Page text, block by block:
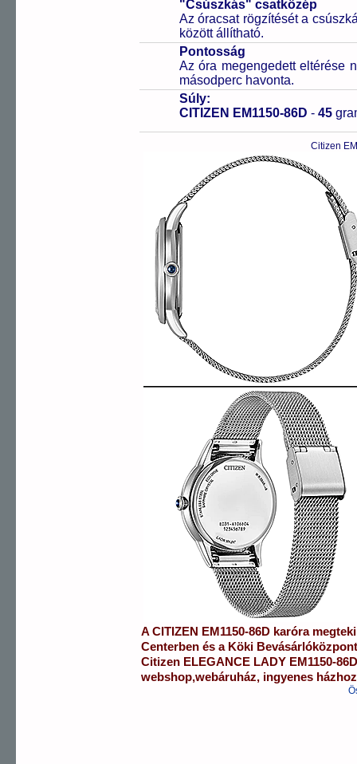
"Csúszkás" csatközép
Az óracsat rögzítését a
között állítható.
Pontosság
Az óra megengedett eltérése
másodperc havonta.
Súly:
CITIZEN EM1150-86D - 45
Citizen
ACITIZEN EM1150-86D karóra
Centerben és a Köki
Citizen ELEGANCE LADY EM1150-
webshop,webáruház, ingyenes